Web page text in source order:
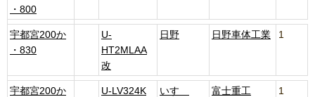
・800
宇都宮200か
・830
U-
HT2MLAA
改
日野 日野車体工業 1
宇都宮200か
U-LV324K いすゞ 富士重工 1